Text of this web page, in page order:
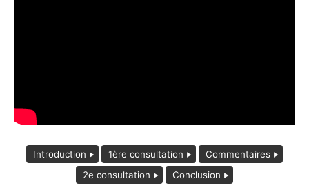
Introduction 1ère consultation
Commentaires
2e consultation
Conclusion